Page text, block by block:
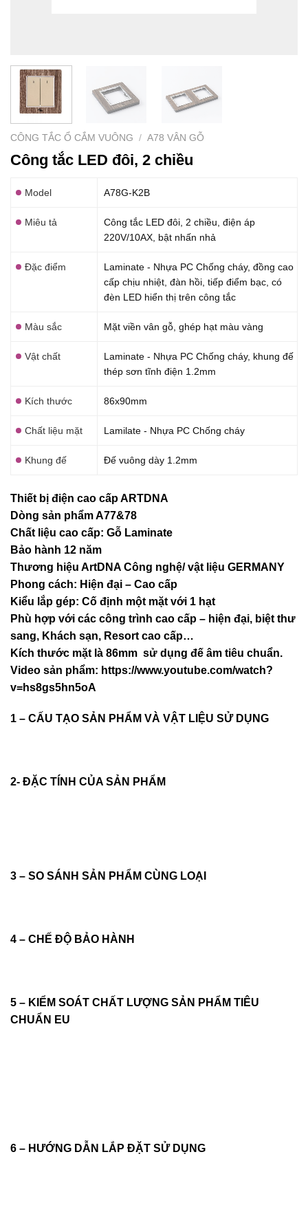
CÔNG TẮC Ổ CẮM VUÔNG / A78 VÂN GỖ
Công tắc LED đôi, 2 chiều
Model A78G-K2B
Miêu tả
Công tắc LED đôi, 2 chiều, điện áp
220V/10AX, bật nhấn nhả
Đặc điểm
Laminate - Nhựa PC Chống cháy, đồng cao
cấp chịu nhiệt, đàn hồi, tiếp điểm bạc, có
đèn LED hiển thị trên công tắc
Màu sắc Mặt viền vân gỗ, ghép hạt màu vàng
Vật chất
Laminate - Nhựa PC Chống cháy, khung đế
thép sơn tĩnh điện 1.2mm
Kích thước 86x90mm
Chất liệu mặt Lamilate - Nhựa PC Chống cháy
Khung đế Đế vuông dày 1.2mm
Thiết bị điện cao cấp ARTDNA
Dòng sản phẩm A77&78
Chất liệu cao cấp: Gỗ Laminate
Bảo hành 12 năm
Thương hiệu ArtDNA Công nghệ/ vật liệu GERMANY
Phong cách: Hiện đại – Cao cấp
Kiểu lắp gép: Cố định một mặt với 1 hạt
Phù hợp với các công trình cao cấp – hiện đại, biệt thư
sang, Khách sạn, Resort cao cấp…
Kích thước mặt là 86mm sử dụng đế âm tiêu chuẩn.
Video sản phẩm: https://www.youtube.com/watch?
v=hs8gs5hn5oA
1 – CẤU TẠO SẢN PHẨM VÀ VẬT LIỆU SỬ DỤNG
2- ĐẶC TÍNH CỦA SẢN PHẨM
3 – SO SÁNH SẢN PHẨM CÙNG LOẠI
4 – CHẾ ĐỘ BẢO HÀNH
5 – KIỂM SOÁT CHẤT LƯỢNG SẢN PHẨM TIÊU
CHUẨN EU
6 – HƯỚNG DẪN LẮP ĐẶT SỬ DỤNG